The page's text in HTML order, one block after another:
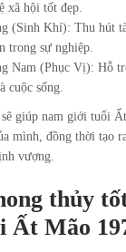
xã hội tốt đẹp.
(Sinh Khí): Thu hút
trong sự nghiệp.
Nam (Phục Vị): Hỗ
cuộc sống.
giúp nam giới tuổi
mình, đồng thời tạo
vượng.
thủy
Ất Mão